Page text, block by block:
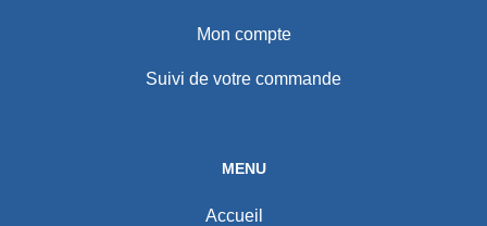
Mon compte
Suivi de votre commande
MENU
Accueil